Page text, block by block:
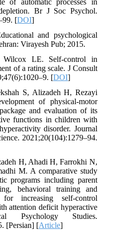
of automatic processes in
Br J Soc Psychol.
[DOI
and psychological
Virayesh Pub; 2015.
Wilcox LE. Self-control in
of a rating scale. J Consult
[DOI
S, Alizadeh H, Rezayi
of physical-motor
and evaluation of its
functions in children with
disorder. Journal
2021;20(104):1279–94.
H, Ahadi H, Farrokhi N,
M. A comparative study
programs including parent
behavioral training and
for increasing self-control
attention deficit hyperactive
Psychology Studies.
[Persian] [Article